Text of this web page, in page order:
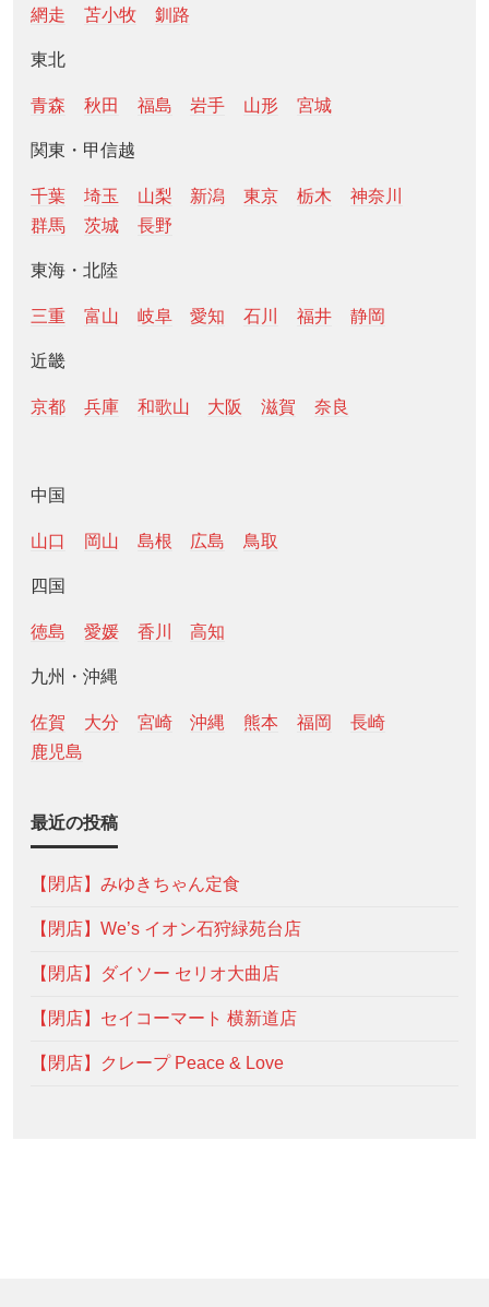
網走
苫小牧 釧路
東北
青森 秋田 福島 岩手 山形 宮城
関東・甲信越
千葉 埼玉 山梨 新潟 東京 栃木
神奈川
群馬
茨城 長野
東海・北陸
三重 富山 岐阜 愛知 石川 福井 静岡
近畿
京都 兵庫 和歌山 大阪 滋賀 奈良
中国
山口 岡山 島根 広島 鳥取
四国
徳島 愛媛 香川 高知
九州・沖縄
佐賀 大分 宮崎 沖縄 熊本 福岡
長崎
鹿児島
最近の投稿
【閉店】みゆきちゃん定食
【閉店】We’s イオン石狩緑苑台店
【閉店】ダイソー セリオ大曲店
【閉店】セイコーマート 横新道店
【閉店】クレープ Peace & Love